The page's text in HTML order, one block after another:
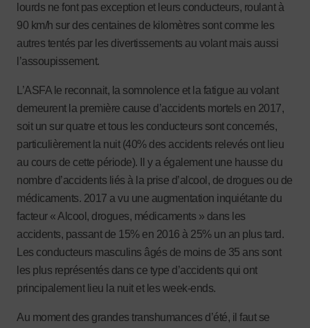
lourds ne font pas exception et leurs conducteurs, roulant à
90 km/h sur des centaines de kilomètres sont comme les
autres tentés par les divertissements au volant mais aussi
l’assoupissement.
L’ASFA le reconnait, la somnolence et la fatigue au volant
demeurent la première cause d’accidents mortels en 2017,
soit un sur quatre et tous les conducteurs sont concernés,
particulièrement la nuit (40% des accidents relevés ont lieu
au cours de cette période). Il y a également une hausse du
nombre d’accidents liés à la prise d’alcool, de drogues ou de
médicaments. 2017 a vu une augmentation inquiétante du
facteur « Alcool, drogues, médicaments » dans les
accidents, passant de 15% en 2016 à 25% un an plus tard.
Les conducteurs masculins âgés de moins de 35 ans sont
les plus représentés dans ce type d’accidents qui ont
principalement lieu la nuit et les week-ends.
Au moment des grandes transhumances d’été, il faut se